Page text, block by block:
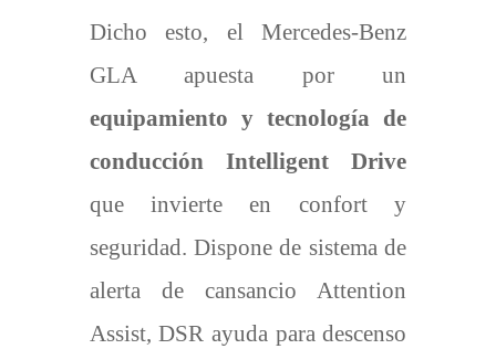
Dicho esto, el Mercedes-Benz
GLA apuesta por un
equipamiento y tecnología de
conducción Intelligent Drive
que invierte en confort y
seguridad. Dispone de sistema de
alerta de cansancio Attention
Assist, DSR ayuda para descenso